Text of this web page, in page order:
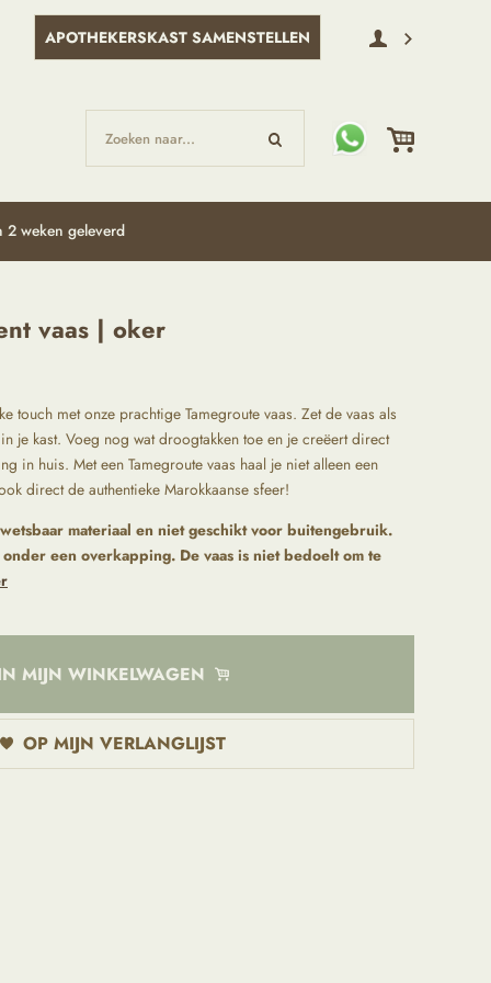
APOTHEKERSKAST SAMENSTELLEN
Zoeken naar...
weken geleverd
vaas | oker
touch met onze prachtige Tamegroute vaas. Zet de vaas als
je kast. Voeg nog wat droogtakken toe en je creëert direct
in huis. Met een Tamegroute vaas haal je niet alleen een
direct de authentieke Marokkaanse sfeer!
materiaal en niet geschikt voor buitengebruik.
een overkapping. De vaas is niet bedoelt om te
MIJN WINKELWAGEN
OP MIJN VERLANGLIJST